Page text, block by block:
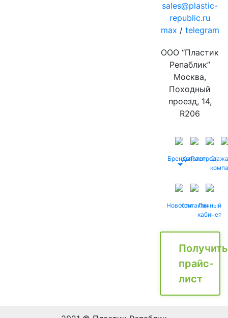
sales@plastic-
republic.ru
max / telegram
ООО “Пластик
Репаблик”
Москва,
Походный
проезд, 14,
R206
БрендыКаталог
Распродажа
О
НовостиКонтактыЛичный
кабинет
Получить
прайс-
лист